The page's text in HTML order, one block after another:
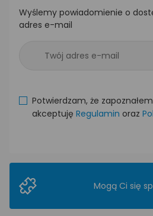
Wyślemy powiadomienie o
adres e-mail
Potwierdzam, że
akceptuję Regulamin oraz
Mogą Ci się